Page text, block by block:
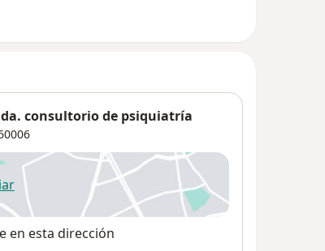
consultorio de psiquiatría
abre en una nueva pestaña
en esta dirección